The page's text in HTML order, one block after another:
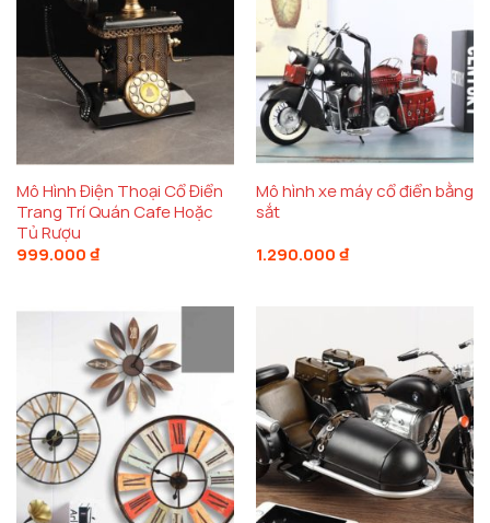
Mô Hình Điện Thoại Cổ Điển
Trang Trí Quán Cafe Hoặc
Tủ Rượu
999.000 ₫
Mô hình xe máy cổ điển bằng
sắt
1.290.000 ₫